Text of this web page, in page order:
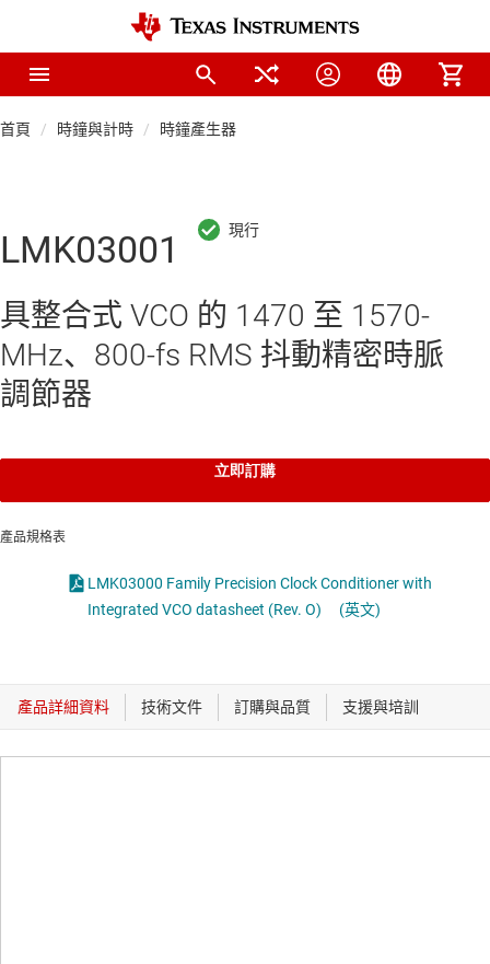
首頁 時鐘與計時 時鐘產生器
LMK03001
具整合式 VCO 的 1470 至 1570-
MHz、800-fs RMS 抖動精密時脈
調節器
立即訂購
產品規格表
LMK03000 Family Precision Clock Conditioner with
Integrated VCO datasheet (Rev. O)
(英文)